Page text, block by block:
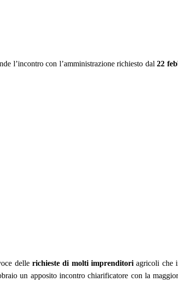
l’incontro con l’amministrazione richiesto dal 22
dellerichieste di molti imprenditoriagricoli che
un apposito incontro chiarificatore con la